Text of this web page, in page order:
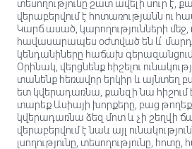
տեսողությունը շատ ավելի սուր է,
վերաբերվում է հոտառությանն ու
Կարճ ասած, կարողությունների մեջ,
հավասարապես օժտված են և՛
կենդանիները հաճախ
Օրինակ, վերցնենք հիշելու
տանենք հեռավոր երկիր և այնտեղ
ետ կվերադառնա, քանզի նա
տարեք Ասիայի խորքերը, բաց
կվերադառնա ձեզ մոտ և չի շեղվի
վերաբերվում է նաև այլ
լսողությունը, տեսողությունը, հոտը,